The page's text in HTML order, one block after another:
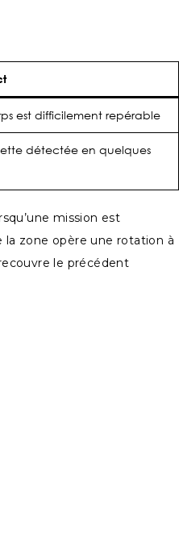
est difficilement repérable
détectée en quelques
mission est
la zone opère une rotation à
le précédent